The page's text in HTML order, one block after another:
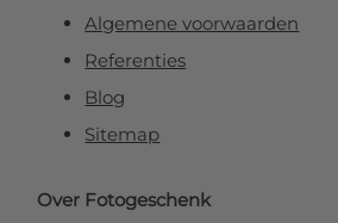
Algemene voorwaarden
Referenties
Blog
Sitemap
Over Fotogeschenk